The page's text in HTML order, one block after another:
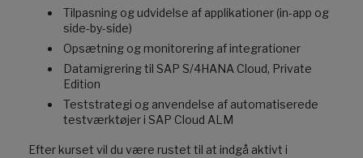
Tilpasning og udvidelse af applikationer (in-app og
side-by-side)
Opsætning og monitorering af integrationer
Datamigrering til SAP S/4HANA Cloud, Private
Edition
Teststrategi og anvendelse af automatiserede
testværktøjer i SAP Cloud ALM
Efter kurset vil du være rustet til at indgå aktivt i